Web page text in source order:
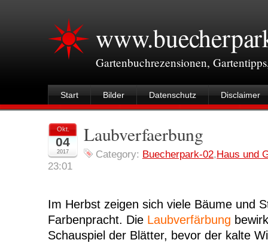
Gartenbuchrezensionen,
Start Bilder Datenschutz Disclaimer
Okt.
04
2017
Laubverfaerbung
Category: Buecherpark-02,Haus und
23:01
Im Herbst zeigen sich viele Bäume und
Farbenpracht. Die Laubverfärbung
Schauspiel der Blätter, bevor der kalte